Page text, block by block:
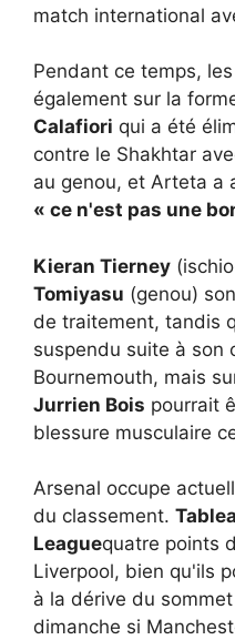
match international
Pendant ce temps,
également sur la
Calafiori qui a été
contre le Shakhtar
au genou, et Arteta a
« ce n'est pas une
Kieran Tierney
Tomiyasu (genou)
de traitement, tandis
suspendu suite à son
Bournemouth, mais
Jurrien Bois pourrait
blessure musculaire
Arsenal occupe
du classement.
Leaguequatre points
Liverpool, bien qu'ils
à la dérive du
dimanche si